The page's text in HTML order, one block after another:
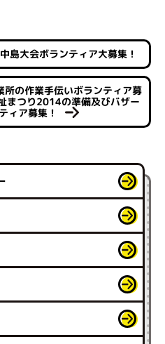
島大会ボランティア大募集！
の作業手伝いボランティア募
まつり2014の準備及びバザー
ィア募集！